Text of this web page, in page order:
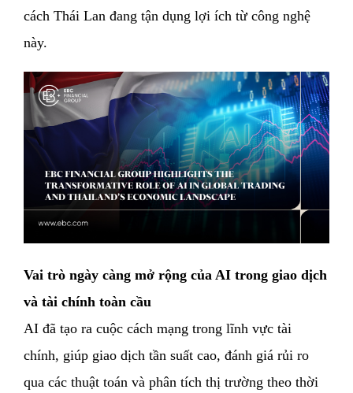
cách Thái Lan đang tận dụng lợi ích từ công nghệ
này.
Vai trò ngày càng mở rộng của AI trong giao dịch
và tài chính toàn cầu
AI đã tạo ra cuộc cách mạng trong lĩnh vực tài
chính, giúp giao dịch tần suất cao, đánh giá rủi ro
qua các thuật toán và phân tích thị trường theo thời